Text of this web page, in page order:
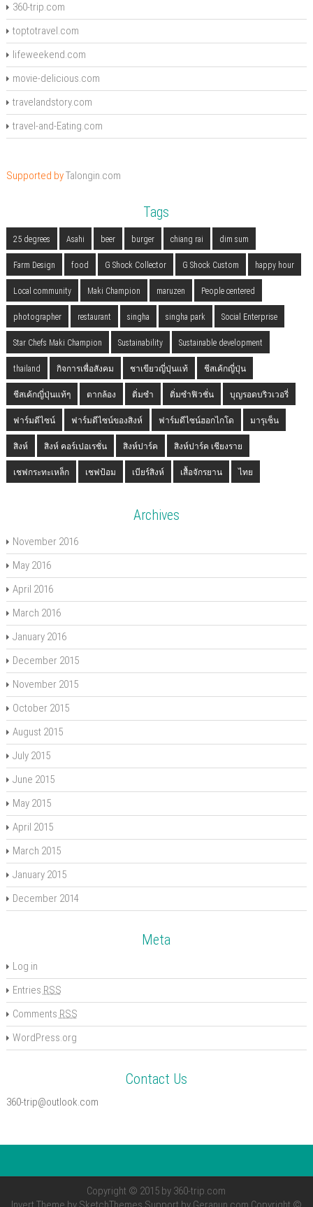
360-trip.com
toptotravel.com
lifeweekend.com
movie-delicious.com
travelandstory.com
travel-and-Eating.com
Supported byTalongin.com
Tags
25 degrees Asahi beer burger chiang rai dim sum
Farm Design food G Shock Collector G Shock Custom happy hour
Local community Maki Champion maruzen People centered
photographer restaurant singha singha park Social Enterprise
Star Chefs Maki Champion Sustainability Sustainable development
thailand กิจการเพื่อสังคม ชาเขียวญี่ปุ่นแท้ ชีสเค้กญี่ปุ่น
ชีสเค้กญี่ปุ่นแท้ๆ ตากล้อง ติ่มซำ ติ่มซำฟิวชั่น บุญรอดบริวเวอรี่
ฟาร์มดีไซน์ ฟาร์มดีไซน์ของสิงห์ ฟาร์มดีไซน์ฮอกไกโด มารุเซ็น
สิงห์ สิงห์ คอร์เปอเรชั่น สิงห์ปาร์ค สิงห์ปาร์ค เชียงราย
เชฟกระทะเหล็ก เชฟป้อม เบียร์สิงห์ เสื้อจักรยาน ไทย
Archives
November 2016
May 2016
April 2016
March 2016
January 2016
December 2015
November 2015
October 2015
August 2015
July 2015
June 2015
May 2015
April 2015
March 2015
January 2015
December 2014
Meta
Log in
Entries RSS
Comments RSS
WordPress.org
Contact Us
360-trip@outlook.com
Copyright © 2015 by 360-trip.com